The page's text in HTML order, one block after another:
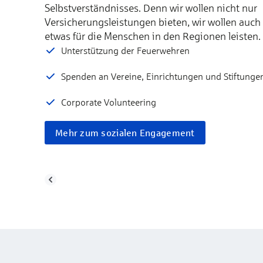
Selbstverständnisses. Denn wir wollen nicht nur
Versicherungsleistungen bieten, wir wollen auch
etwas für die Menschen in den Regionen leisten.
Unterstützung der Feuerwehren
Spenden an Vereine, Einrichtungen und
Corporate Volunteering
Mehr zum sozialen Engagement